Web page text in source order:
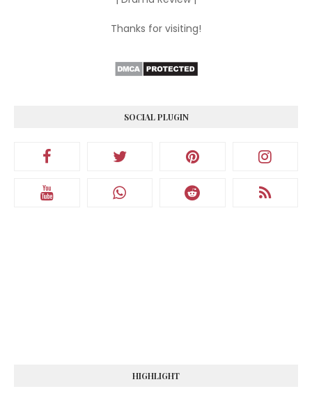
Thanks for visiting!
SOCIAL PLUGIN
HIGHLIGHT